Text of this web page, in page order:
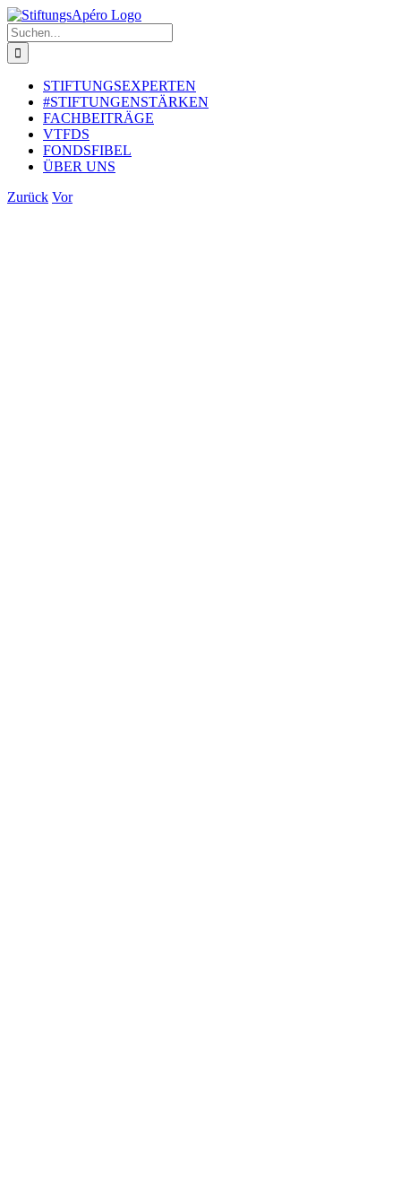
Zum
Inhalt
springen
Suche
nach:
STIFTUNGSEXPERTEN
#STIFTUNGENSTÄRKEN
FACHBEITRÄGE
VTFDS
FONDSFIBEL
ÜBER UNS
Zurück Vor